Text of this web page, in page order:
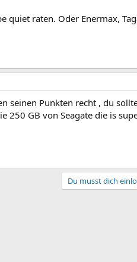
quiet raten. Oder Enermax,
seinen Punkten recht , du
250 GB von Seagate die is
Du musst dich